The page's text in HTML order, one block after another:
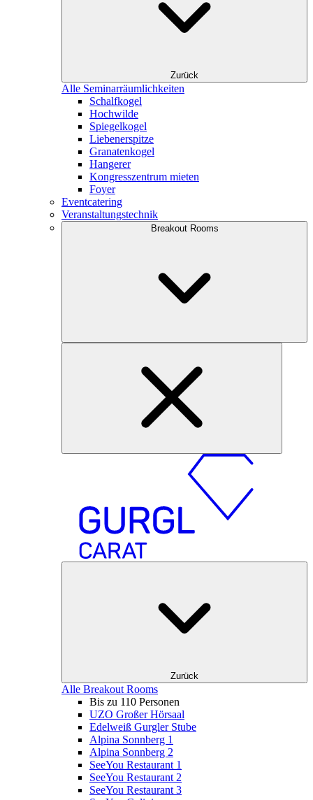
Zurück
Alle Seminarräumlichkeiten
Schalfkogel
Hochwilde
Spiegelkogel
Liebenerspitze
Granatenkogel
Hangerer
Kongresszentrum mieten
Foyer
Eventcatering
Veranstaltungstechnik
Breakout Rooms
Zurück
Alle Breakout Rooms
Bis zu 110 Personen
UZO Großer Hörsaal
Edelweiß Gurgler Stube
Alpina Sonnberg 1
Alpina Sonnberg 2
SeeYou Restaurant 1
SeeYou Restaurant 2
SeeYou Restaurant 3